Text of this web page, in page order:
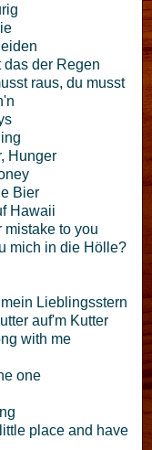
das der Regen
raus, du musst
Hunger
Bier
Hawaii
mistake to you
mich in die Hölle?
Lieblingsstern
auf'm Kutter
with me
one
place and have